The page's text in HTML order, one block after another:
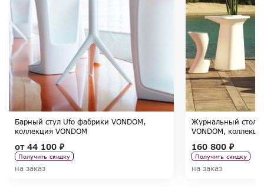
Барный стул Ufo фабрики VONDOM,
коллекция VONDOM
от44 100 ₽
Получить скидку
на заказ
Журнальный
VONDOM,
160 800 ₽
Получить скидку
на заказ